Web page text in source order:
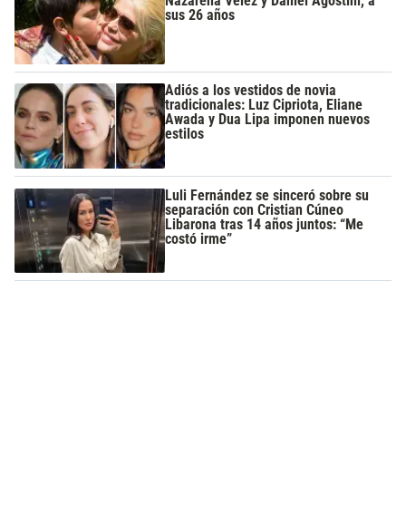
sus 26 años
Adiós a los vestidos de novia
tradicionales: Luz Cipriota, Eliane
Awada y Dua Lipa imponen nuevos
estilos
Luli Fernández se sinceró sobre su
separación con Cristian Cúneo
Libarona tras 14 años juntos: “Me
costó irme”